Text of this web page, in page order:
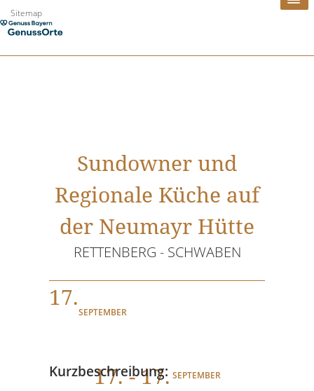
Zum
Inhalt
Sitemap
Sundowner und
Regionale Küche auf
der Neumayr Hütte
RETTENBERG - SCHWABEN
17.
SEPTEMBER
17. - 17. SEPTEMBER
Kurzbeschreibung: